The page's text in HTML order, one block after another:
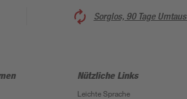
Sorglos, 90 Tage
Nützliche Links
Leichte Sprache